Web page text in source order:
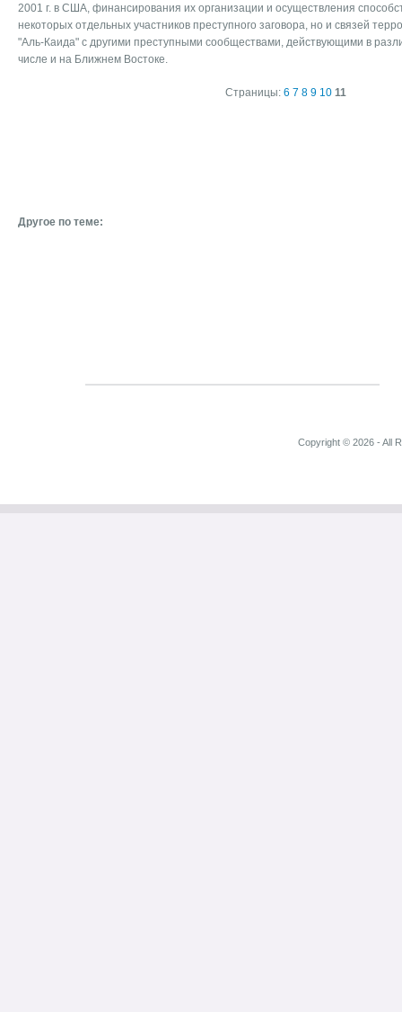
2001 г. в США, финансирования их организации и осуществления
некоторых отдельных участников преступного заговора, но и связей
"Аль-Каида" с другими преступными сообществами, действующими в
числе и на Ближнем Востоке.
Страницы: 6 7 8 9 10 11
Другое по теме:
Copyright © 2026 - All